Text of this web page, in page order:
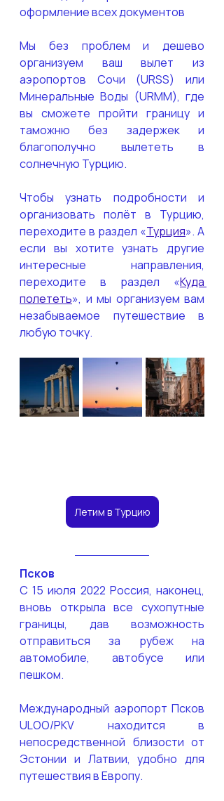
оформление всех документов
Мы без проблем и дешево
организуем ваш вылет из
аэропортов Сочи (URSS) или
Минеральные Воды (URMM), где
вы сможете пройти границу и
таможню без задержек и
благополучно вылететь в
солнечную Турцию.
Чтобы узнать подробности и
организовать полёт в Турцию,
переходите в раздел «Турция». А
если вы хотите узнать другие
интересные направления,
переходите в раздел «Куда
полететь», и мы организуем вам
незабываемое путешествие в
любую точку.
Летим в Турцию
Псков
С 15 июля 2022 Россия, наконец,
вновь открыла все сухопутные
границы, дав возможность
отправиться за рубеж на
автомобиле, автобусе или
пешком.
Международный аэропорт Псков
ULOO/PKV находится в
непосредственной близости от
Эстонии и Латвии, удобно для
путешествия в Европу.